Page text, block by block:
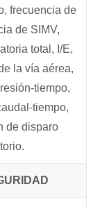
frecuencia de
de SIMV,
total, I/E,
la vía aérea,
tiempo,
tiempo,
de disparo